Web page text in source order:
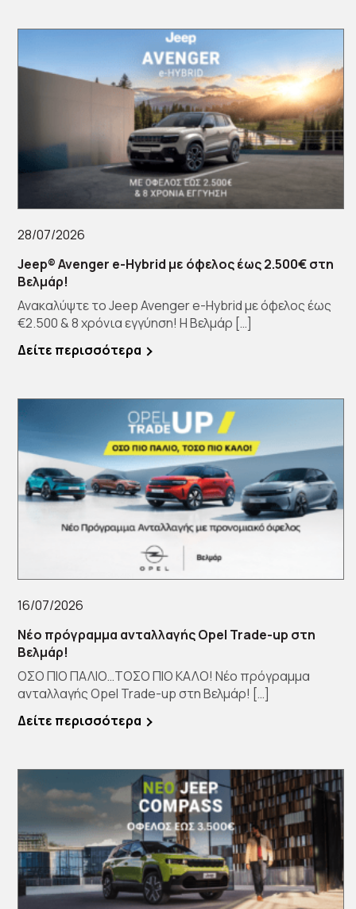
28/07/2026
Jeep® Avenger e-Hybrid με όφελος έως 2.500€ στη
Βελμάρ!
Ανακαλύψτε το Jeep Avenger e-Hybrid με όφελος έως
€2.500 & 8 χρόνια εγγύηση! Η Βελμάρ […]
Δείτε περισσότερα
16/07/2026
Νέο πρόγραμμα ανταλλαγής Opel Trade-up στη
Βελμάρ!
ΟΣΟ ΠΙΟ ΠΑΛΙΟ…ΤΟΣΟ ΠΙΟ ΚΑΛΟ! Νέο πρόγραμμα
ανταλλαγής Opel Trade-up στη Βελμάρ! […]
Δείτε περισσότερα